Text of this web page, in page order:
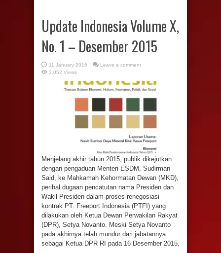
Update Indonesia Volume X,
No. 1 – Desember 2015
11 January 2016
Leave a comment
3,052 Views
Menjelang akhir tahun 2015, publik dikejutkan
dengan pengaduan Menteri ESDM, Sudirman
Said, ke Mahkamah Kehormatan Dewan (MKD),
perihal dugaan pencatutan nama Presiden dan
Wakil Presiden dalam proses renegosiasi
kontrak PT. Freeport Indonesia (PTFI) yang
dilakukan oleh Ketua Dewan Perwakilan Rakyat
(DPR), Setya Novanto. Meski Setya Novanto
pada akhirnya telah mundur dari jabatannya
sebagai Ketua DPR RI pada 16 Desember 2015,